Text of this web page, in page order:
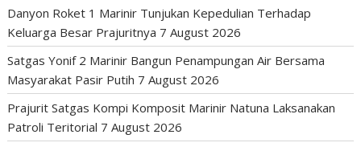
Danyon Roket 1 Marinir Tunjukan Kepedulian Terhadap
Keluarga Besar Prajuritnya 7 August 2026
Satgas Yonif 2 Marinir Bangun Penampungan Air Bersama
Masyarakat Pasir Putih 7 August 2026
Prajurit Satgas Kompi Komposit Marinir Natuna Laksanakan
Patroli Teritorial 7 August 2026